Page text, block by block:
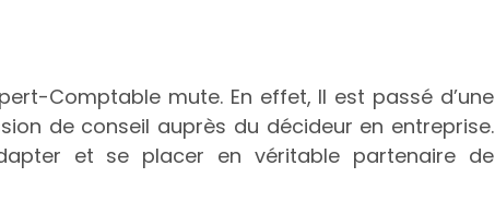
Comptable mute. En effet, Il est passé d’une
de conseil auprès du décideur en entreprise.
et se placer en véritable partenaire de